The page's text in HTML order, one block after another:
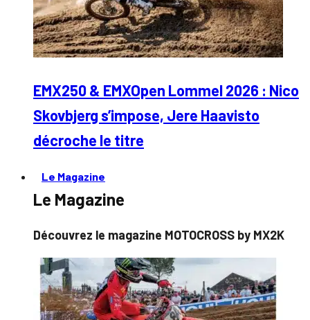
EMX250 & EMXOpen Lommel 2026 : Nico
Skovbjerg s’impose, Jere Haavisto
décroche le titre
Le Magazine
Le Magazine
Découvrez le magazine MOTOCROSS by MX2K